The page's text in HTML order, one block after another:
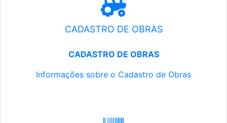
CADASTRO DE OBRAS
CADASTRO DE OBRAS
Informações sobre o Cadastro de Obras